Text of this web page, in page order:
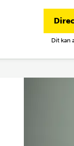
Dit kan